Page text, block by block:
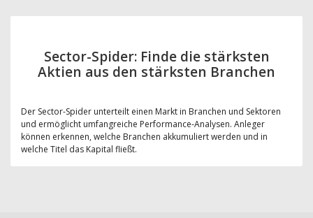
Sector-Spider: Finde die stärksten
Aktien aus den stärksten Branchen
Der Sector-Spider unterteilt einen Markt in Branchen und Sektoren
und ermöglicht umfangreiche Performance-Analysen. Anleger
können erkennen, welche Branchen akkumuliert werden und in
welche Titel das Kapital fließt.